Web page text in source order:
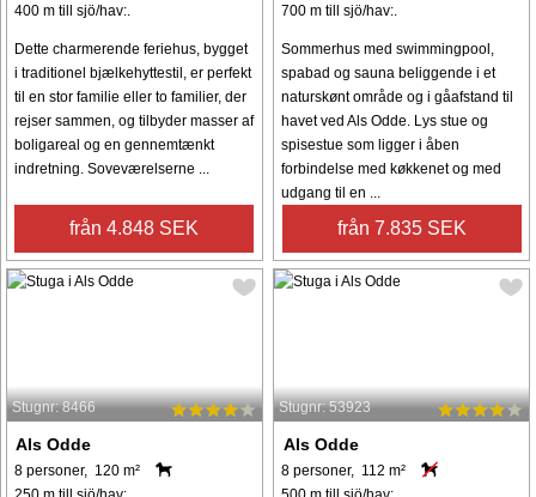
400 m till sjö/hav:.
Dette charmerende feriehus, bygget
i traditionel bjælkehyttestil, er perfekt
til en stor familie eller to familier, der
rejser sammen, og tilbyder masser af
boligareal og en gennemtænkt
indretning. Soveværelserne ...
från 4.848 SEK
700 m till sjö/hav:.
Sommerhus med swimmingpool,
spabad og sauna beliggende i et
naturskønt område og i gåafstand til
havet ved Als Odde. Lys stue og
spisestue som ligger i åben
forbindelse med køkkenet og med
udgang til en ...
från 7.835 SEK
Stugnr: 8466
Als Odde
8 personer, 120 m²
Stugnr: 53923
Als Odde
8 personer, 112 m²